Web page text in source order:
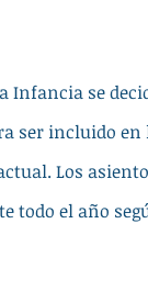
Infancia se
ser incluido
Los
todo el año